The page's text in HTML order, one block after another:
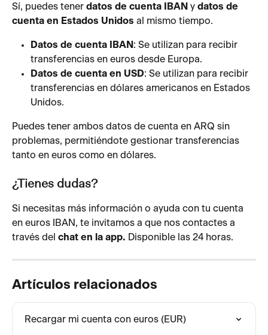
Sí, puedes tener datos de cuenta IBAN y datos de
cuenta en Estados Unidos al mismo tiempo.
Datos de cuenta IBAN : Se utilizan para recibir
transferencias en euros desde Europa.
Datos de cuenta en USD: Se utilizan para recibir
transferencias en dólares americanos en Estados
Unidos.
Puedes tener ambos datos de cuenta en ARQ sin
problemas, permitiéndote gestionar transferencias
tanto en euros como en dólares.
¿Tienes dudas?
Si necesitas más información o ayuda con tu cuenta
en euros IBAN, te invitamos a que nos contactes a
través del chat en la app. Disponible las 24 horas.
Artículos relacionados
Recargar mi cuenta con euros (EUR)